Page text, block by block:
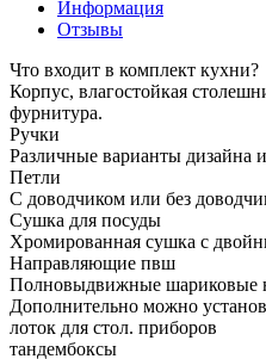
Информация
Отзывы
Что входит в комплект кухни?
Корпус, влагостойкая
фурнитура.
Ручки
Различные варианты дизайна
Петли
С доводчиком или без
Сушка для посуды
Хромированная сушка с
Направляющие пвш
Полновыдвижные шариковые
Дополнительно можно
лоток для стол. приборов
тандембоксы